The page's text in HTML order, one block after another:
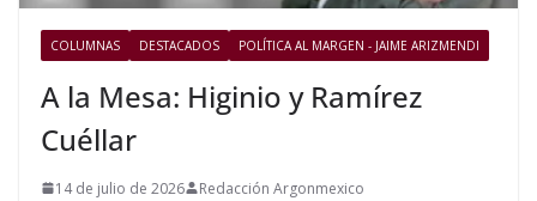
COLUMNAS DESTACADOS POLÍTICA AL MARGEN - JAIME ARIZMENDI
A la Mesa: Higinio y Ramírez
Cuéllar
14 de julio de 2026 Redacción Argonmexico